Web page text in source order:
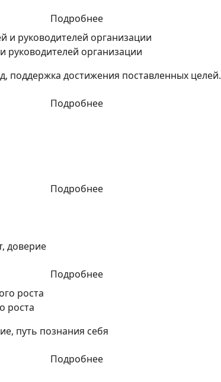
Подробнее
руководителей организации
поддержка достижения поставленных целей.
Подробнее
Подробнее
доверие
Подробнее
роста
путь познания себя
Подробнее